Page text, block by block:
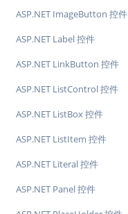
ASP.NET ImageButton 控件
ASP.NET Label 控件
ASP.NET LinkButton 控件
ASP.NET ListControl 控件
ASP.NET ListBox 控件
ASP.NET ListItem 控件
ASP.NET Literal 控件
ASP.NET Panel 控件